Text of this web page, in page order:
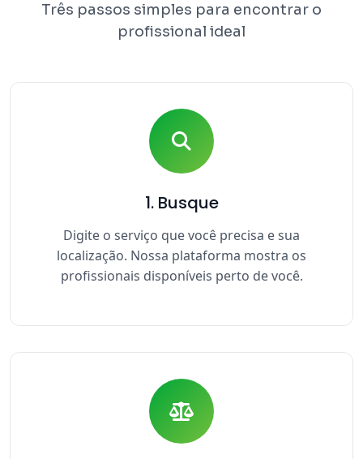
Três passos simples para encontrar o
profissional ideal
1. Busque
Digite o serviço que você precisa e sua
localização. Nossa plataforma mostra os
profissionais disponíveis perto de você.